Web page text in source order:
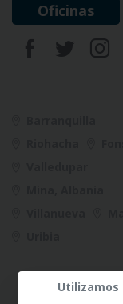
Oficinas
Utilizamos